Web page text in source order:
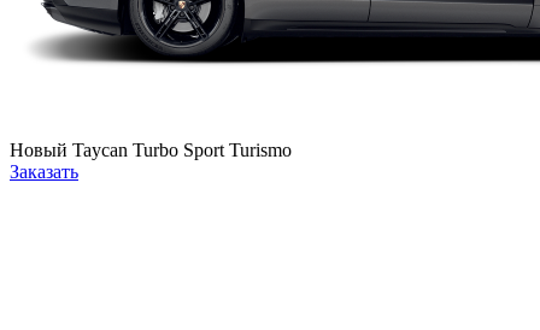
Новый Taycan Turbo Sport Turismo
Заказать